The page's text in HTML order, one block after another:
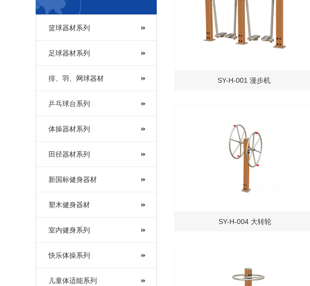
篮球器材系列
足球器材系列
排、羽、网球器材
乒乓球台系列
体操器材系列
田径器材系列
新国标健身器材
塑木健身器材
室内健身系列
快乐体操系列
儿童体适能系列
SY-H-001 漫步机
SY-H-004 大转轮